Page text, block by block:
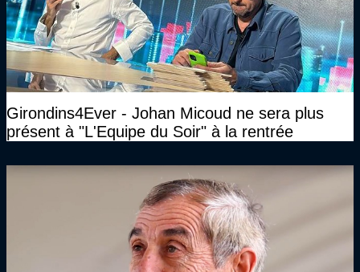
Girondins4Ever - Johan Micoud ne sera plus
présent à "L'Equipe du Soir" à la rentrée